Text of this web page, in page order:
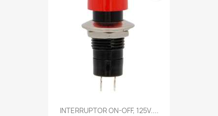
INTERRUPTOR ON-OFF, 125V....